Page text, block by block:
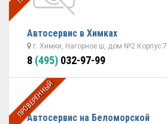
Автосервис в Химках
г. Химки, Нагорное ш, дом №2 Корпус 7
8 (495) 032-97-99
ПРОВЕРЕННЫЙ
Автосервис на Беломорской